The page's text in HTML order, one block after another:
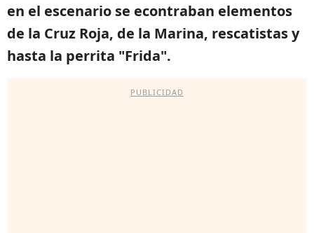
en el escenario se econtraban elementos
de la Cruz Roja, de la Marina, rescatistas y
hasta la perrita "Frida".
PUBLICIDAD